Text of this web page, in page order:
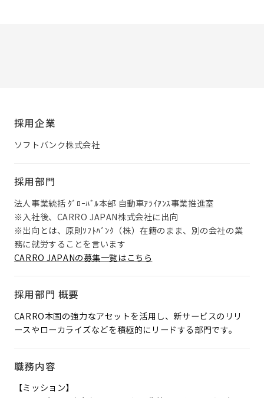
採用企業
ソフトバンク株式会社
採用部門
法人事業統括 ｸﾞﾛｰﾊﾞﾙ本部 自動車ｱﾗｲｱﾝｽ事業推進室
※入社後、CARRO JAPAN株式会社に出向
※出向とは、原則ｿﾌﾄﾊﾞﾝｸ（株）在籍のまま、別の会社の業
務に就労することを言います
CARRO JAPANの募集一覧はこちら
採用部門 概要
CARRO本国の強力なアセットを活用し、新サービスのリリ
ースやローカライズなどを積極的にリードする部門です。
職務内容
【ミッション】